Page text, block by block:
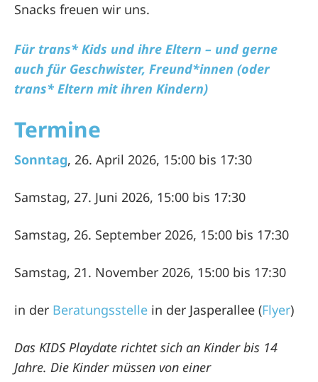
Snacks freuen wir uns.
Für trans* Kids und ihre Eltern – und gerne
auch für Geschwister, Freund*innen (oder
trans* Eltern mit ihren Kindern)
Termine
Sonntag, 26. April 2026, 15:00 bis 17:30
Samstag, 27. Juni 2026, 15:00 bis 17:30
Samstag, 26. September 2026, 15:00 bis 17:30
Samstag, 21. November 2026, 15:00 bis 17:30
in der Beratungsstelle in der Jasperallee (Flyer)
Das KIDS Playdate richtet sich an Kinder bis 14
Jahre. Die Kinder müssen von einer